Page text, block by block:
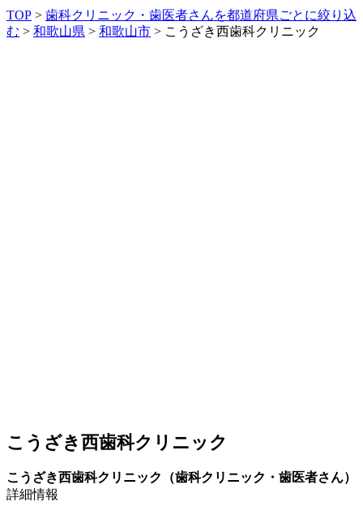
TOP > 歯科クリニック・歯医者さんを都道府県ごとに絞り込
む > 和歌山県 > 和歌山市 > こうざき西歯科クリニック
こうざき西歯科クリニック
こうざき西歯科クリニック（歯科クリニック・歯医者さん）
詳細情報